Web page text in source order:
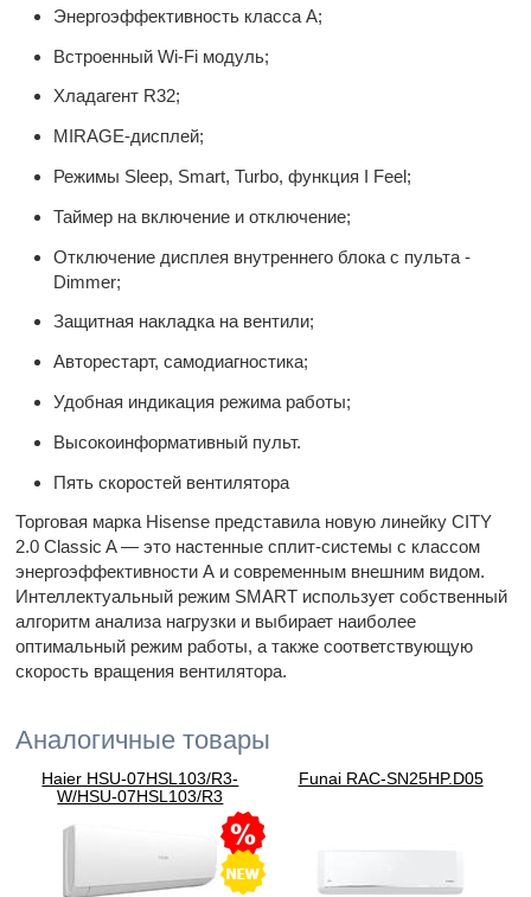
Энергоэффективность класса А;
Встроенный Wi-Fi модуль;
Хладагент R32;
MIRAGE-дисплей;
Режимы Sleep, Smart, Turbo, функция I Feel;
Таймер на включение и отключение;
Отключение дисплея внутреннего блока с пульта -
Dimmer;
Защитная накладка на вентили;
Авторестарт, самодиагностика;
Удобная индикация режима работы;
Высокоинформативный пульт.
Пять скоростей вентилятора
Торговая марка Hisense представила новую линейку CITY
2.0 Classic A — это настенные сплит-системы с классом
энергоэффективности А и современным внешним видом.
Интеллектуальный режим SMART использует собственный
алгоритм анализа нагрузки и выбирает наиболее
оптимальный режим работы, а также соответствующую
скорость вращения вентилятора.
Аналогичные товары
Haier HSU-07HSL103/R3-
W/HSU-07HSL103/R3
Funai RAC-SN25HP.D05